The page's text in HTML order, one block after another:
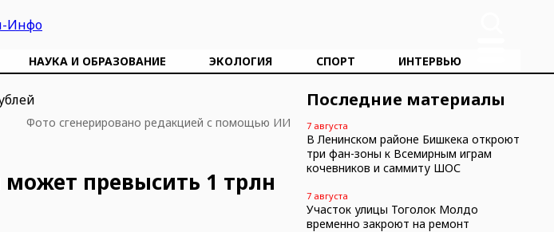
НАУКА И ОБРАЗОВАНИЕ ЭКОЛОГИЯ СПОРТ ИНТЕРВЬЮ
Фото сгенерировано редакцией с помощью ИИ
превысить 1 трлн
Последние материалы
7 августа
В Ленинском районе Бишкека откроют
три фан-зоны к Всемирным играм
кочевников и саммиту ШОС
7 августа
Участок улицы Тоголок Молдо
временно закроют на ремонт